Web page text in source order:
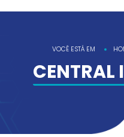
VOCÊ ESTÁ EM